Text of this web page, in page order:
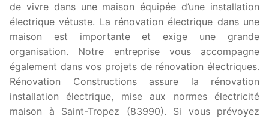
de vivre dans une maison équipée d’une installation
électrique vétuste. La rénovation électrique dans une
maison est importante et exige une grande
organisation. Notre entreprise vous accompagne
également dans vos projets de rénovation électriques.
Rénovation Constructions assure la rénovation
installation électrique, mise aux normes électricité
maison à Saint-Tropez (83990). Si vous prévoyez